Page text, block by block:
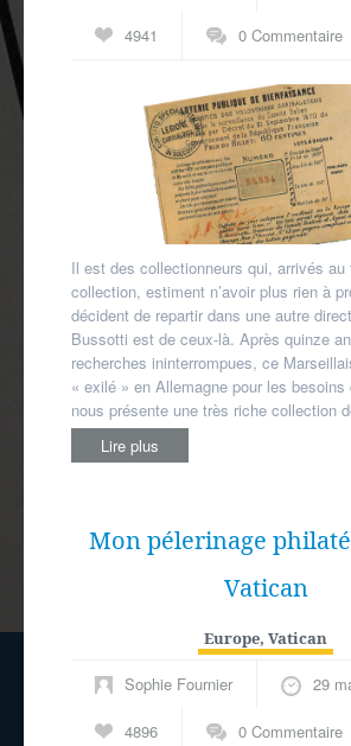
4941 0 Commentaire
Il est des collectionneurs qui, arrivés au
collection, estiment n’avoir plus rien à
décident de repartir dans une autre
Bussotti est de ceux-là. Après quinze
recherches ininterrompues, ce
« exilé » en Allemagne pour les
nous présente une très riche collection
Lire plus
Mon pélerinage
Vatican
Europe, Vatican
Sophie Fournier 29
4896 0 Commentaire